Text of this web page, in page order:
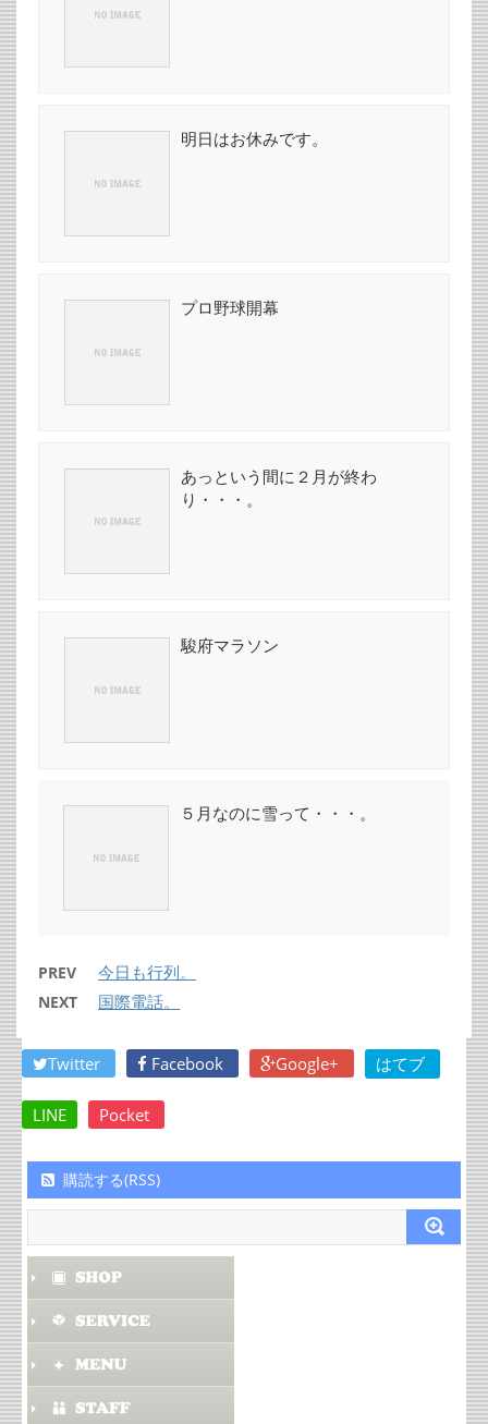
明日はお休みです。
プロ野球開幕
あっという間に２月が終わ
り・・・。
駿府マラソン
５月なのに雪って・・・。
PREV 今日も行列。
NEXT 国際電話。
Twitter Facebook Google+ はてブ
LINE Pocket
購読する(RSS)